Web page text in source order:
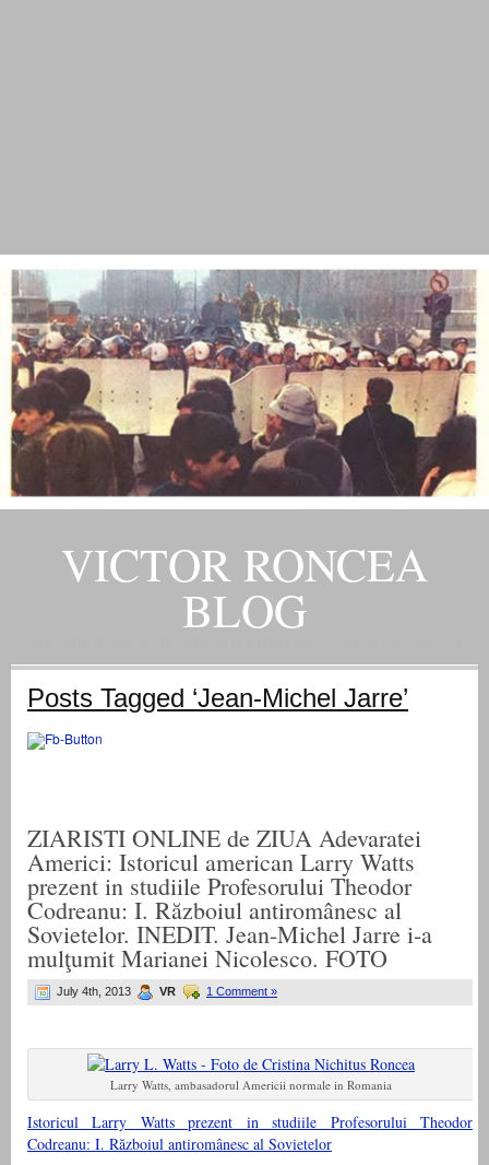
VICTOR RONCEA
BLOG
Posts Tagged ‘Jean-Michel Jarre’
ZIARISTI ONLINE de ZIUA Adevaratei
Americi: Istoricul american Larry Watts
prezent in studiile Profesorului Theodor
Codreanu: I. Războiul antiromânesc al
Sovietelor. INEDIT. Jean-Michel Jarre i-a
mulţumit Marianei Nicolesco. FOTO
July 4th, 2013 VR 1 Comment »
Larry Watts, ambasadorul Americii normale in Romania
Istoricul Larry Watts prezent in studiile Profesorului Theodor
Codreanu: I. Războiul antiromânesc al Sovietelor